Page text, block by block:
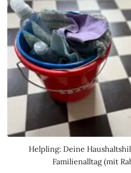
Helpling: Deine
Familienalltag (mit